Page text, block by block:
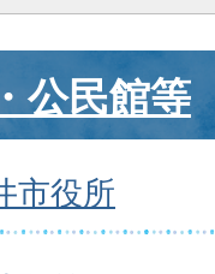
公民館等
市役所